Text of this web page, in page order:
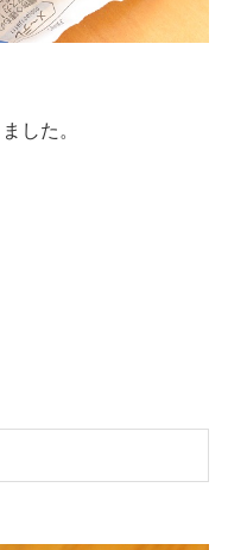
した。